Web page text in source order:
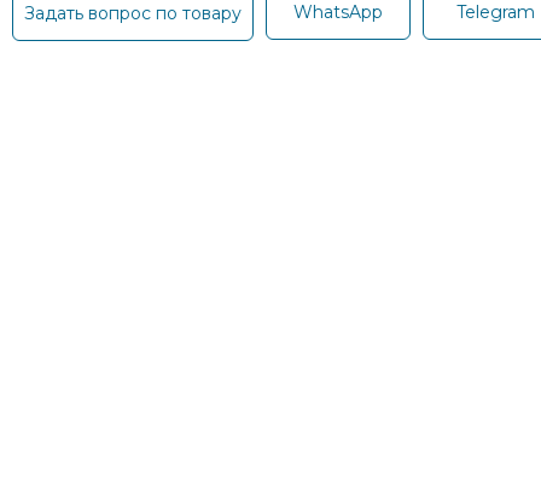
Задать вопрос по товару WhatsApp Telegram